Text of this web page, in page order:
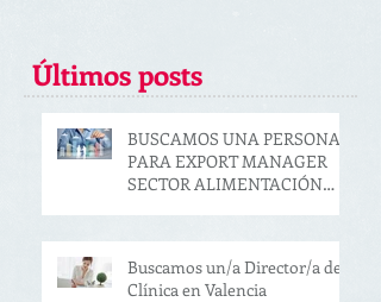
Últimos posts
BUSCAMOS UNA PERSONA
PARA EXPORT MANAGER
SECTOR ALIMENTACIÓN
Buscamos un/a Director/a de
Clínica en Valencia